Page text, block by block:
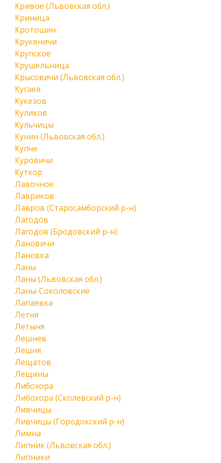
Кривое (Львовская обл.)
Криница
Кротошин
Крукеничи
Крупское
Крушельница
Крысовичи (Львовская обл.)
Кугаев
Кукезов
Куликов
Кульчицы
Кунин (Львовская обл.)
Купче
Куровичи
Куткор
Лавочное
Лавриков
Лавров (Старосамборский р-н)
Лагодов
Лагодов (Бродовский р-н)
Лановичи
Лановка
Ланы
Ланы (Львовская обл.)
Ланы-Соколовские
Лапаевка
Летня
Летыня
Лешнев
Лешня
Лещатов
Лещины
Либохора
Либохора (Сколевский р-н)
Ливчицы
Ливчицы (Городокский р-н)
Лимна
Липник (Львовская обл.)
Липники